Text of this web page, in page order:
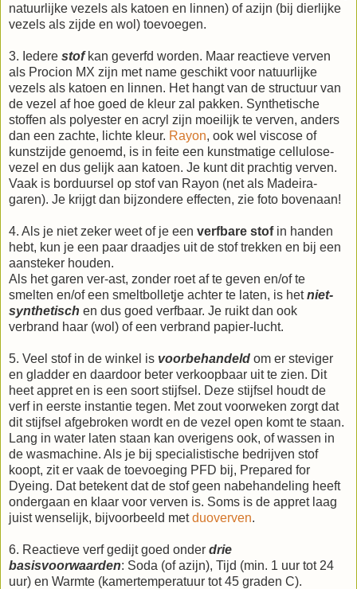
natuurlijke vezels als katoen en linnen) of azijn (bij dierlijke
vezels als zijde en wol) toevoegen.
3. Iedere stof kan geverfd worden. Maar reactieve verven
als Procion MX zijn met name geschikt voor natuurlijke
vezels als katoen en linnen. Het hangt van de structuur van
de vezel af hoe goed de kleur zal pakken. Synthetische
stoffen als polyester en acryl zijn moeilijk te verven, anders
dan een zachte, lichte kleur. Rayon, ook wel viscose of
kunstzijde genoemd, is in feite een kunstmatige cellulose-
vezel en dus gelijk aan katoen. Je kunt dit prachtig verven.
Vaak is borduursel op stof van Rayon (net als Madeira-
garen). Je krijgt dan bijzondere effecten, zie foto bovenaan!
4. Als je niet zeker weet of je een verfbare stof in handen
hebt, kun je een paar draadjes uit de stof trekken en bij een
aansteker houden.
Als het garen ver-ast, zonder roet af te geven en/of te
smelten en/of een smeltbolletje achter te laten, is hetniet-
synthetisch en dus goed verfbaar. Je ruikt dan ook
verbrand haar (wol) of een verbrand papier-lucht.
5. Veel stof in de winkel is voorbehandeld om er steviger
en gladder en daardoor beter verkoopbaar uit te zien. Dit
heet appret en is een soort stijfsel. Deze stijfsel houdt de
verf in eerste instantie tegen. Met zout voorweken zorgt dat
dit stijfsel afgebroken wordt en de vezel open komt te staan.
Lang in water laten staan kan overigens ook, of wassen in
de wasmachine. Als je bij specialistische bedrijven stof
koopt, zit er vaak de toevoeging PFD bij, Prepared for
Dyeing. Dat betekent dat de stof geen nabehandeling heeft
ondergaan en klaar voor verven is. Soms is de appret laag
juist wenselijk, bijvoorbeeld metduoverven.
6. Reactieve verf gedijt goed onder drie
basisvoorwaarden: Soda (of azijn), Tijd (min. 1 uur tot 24
uur) en Warmte (kamertemperatuur tot 45 graden C).